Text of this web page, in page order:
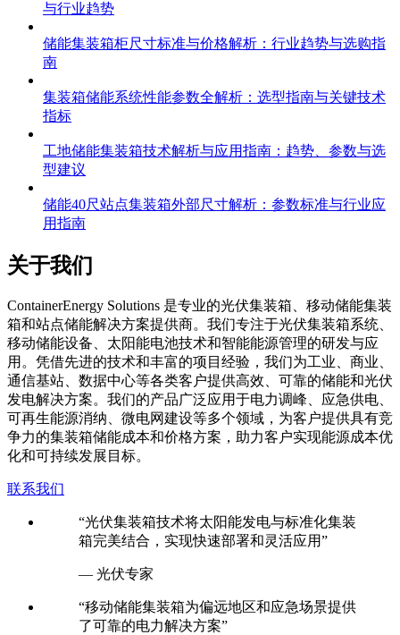
与行业趋势
储能集装箱柜尺寸标准与价格解析：行业趋势与选购指
南
集装箱储能系统性能参数全解析：选型指南与关键技术
指标
工地储能集装箱技术解析与应用指南：趋势、参数与选
型建议
储能40尺站点集装箱外部尺寸解析：参数标准与行业应
用指南
关于我们
ContainerEnergy Solutions 是专业的光伏集装箱、移动储能集装
箱和站点储能解决方案提供商。我们专注于光伏集装箱系统、
移动储能设备、太阳能电池技术和智能能源管理的研发与应
用。凭借先进的技术和丰富的项目经验，我们为工业、商业、
通信基站、数据中心等各类客户提供高效、可靠的储能和光伏
发电解决方案。我们的产品广泛应用于电力调峰、应急供电、
可再生能源消纳、微电网建设等多个领域，为客户提供具有竞
争力的集装箱储能成本和价格方案，助力客户实现能源成本优
化和可持续发展目标。
联系我们
“光伏集装箱技术将太阳能发电与标准化集装
箱完美结合，实现快速部署和灵活应用”
— 光伏专家
“移动储能集装箱为偏远地区和应急场景提供
了可靠的电力解决方案”